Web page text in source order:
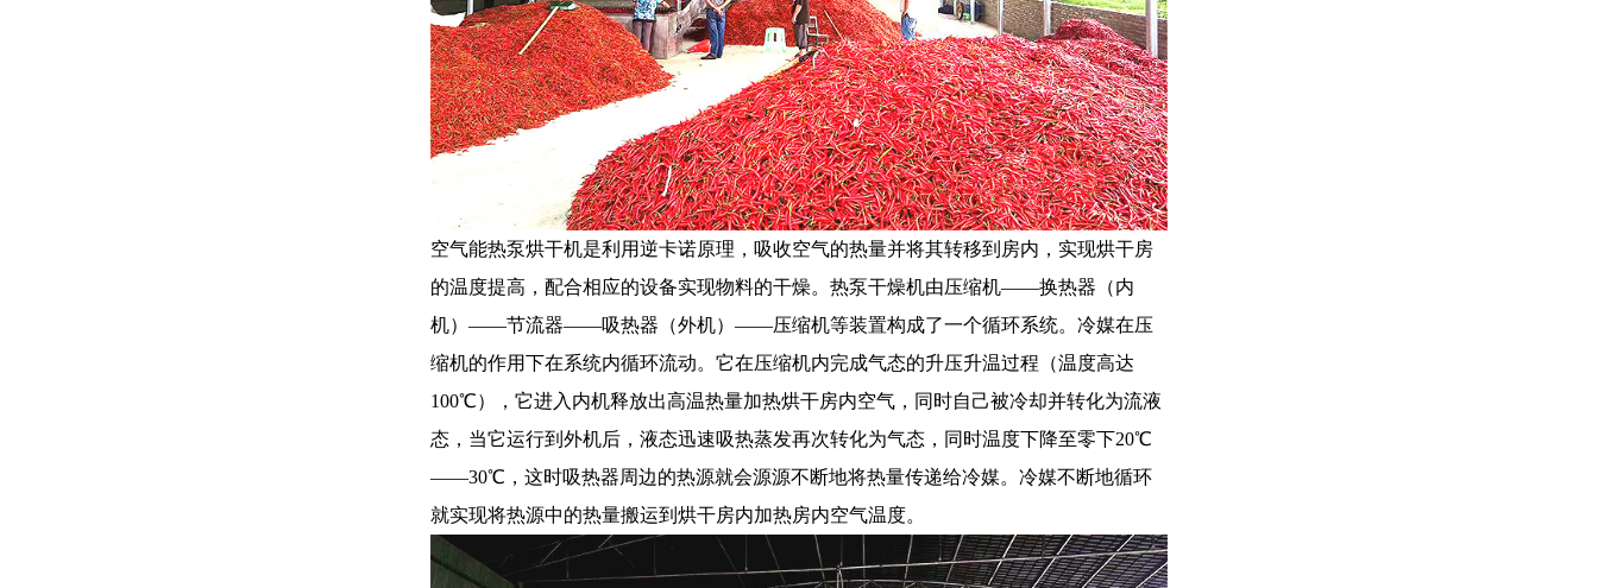
空气能热泵烘干机是利用逆卡诺原理，吸收空气的热量并将其转移到房内，实现烘干房
的温度提高，配合相应的设备实现物料的干燥。热泵干燥机由压缩机——换热器（内
机）——节流器——吸热器（外机）——压缩机等装置构成了一个循环系统。冷媒在压
缩机的作用下在系统内循环流动。它在压缩机内完成气态的升压升温过程（温度高达
100℃），它进入内机释放出高温热量加热烘干房内空气，同时自己被冷却并转化为流液
态，当它运行到外机后，液态迅速吸热蒸发再次转化为气态，同时温度下降至零下20℃
——30℃，这时吸热器周边的热源就会源源不断地将热量传递给冷媒。冷媒不断地循环
就实现将热源中的热量搬运到烘干房内加热房内空气温度。